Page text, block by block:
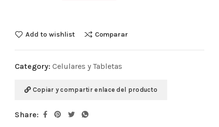
Add to wishlist Comparar
Category: Celulares y Tabletas
Copiar y compartir enlace del producto
Share: